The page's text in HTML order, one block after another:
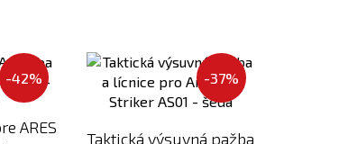
-42%
ARES
k
porovnaniu
-37%
Taktická výsuvná pažba
k
porovnaniu